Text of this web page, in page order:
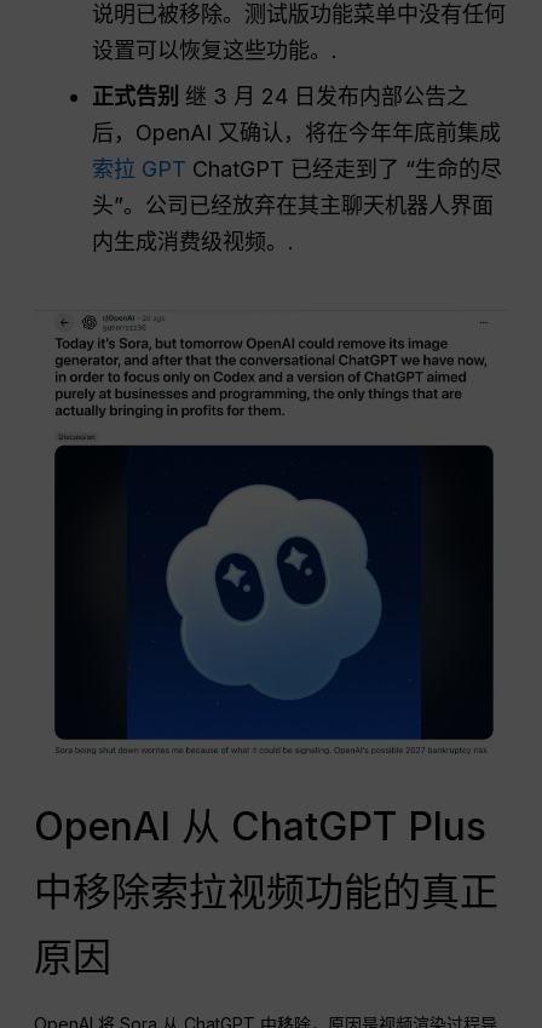
说明已被移除。测试版功能菜单中没有任何
设置可以恢复这些功能。.
正式告别 继 3 月 24 日发布内部公告之
后，OpenAI 又确认，将在今年年底前集成
索拉 GPT ChatGPT 已经走到了 “生命的尽
头”。公司已经放弃在其主聊天机器人界面
内生成消费级视频。.
OpenAI 从 ChatGPT Plus
中移除索拉视频功能的真正
原因
OpenAI 将 Sora 从 ChatGPT 中移除，原因是视频渲染过程导